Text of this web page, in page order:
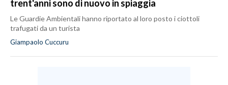
trent'anni sono di nuovo in spiaggia
Le Guardie Ambientali hanno riportato al loro posto i ciottoli
trafugati da un turista
Giampaolo Cuccuru